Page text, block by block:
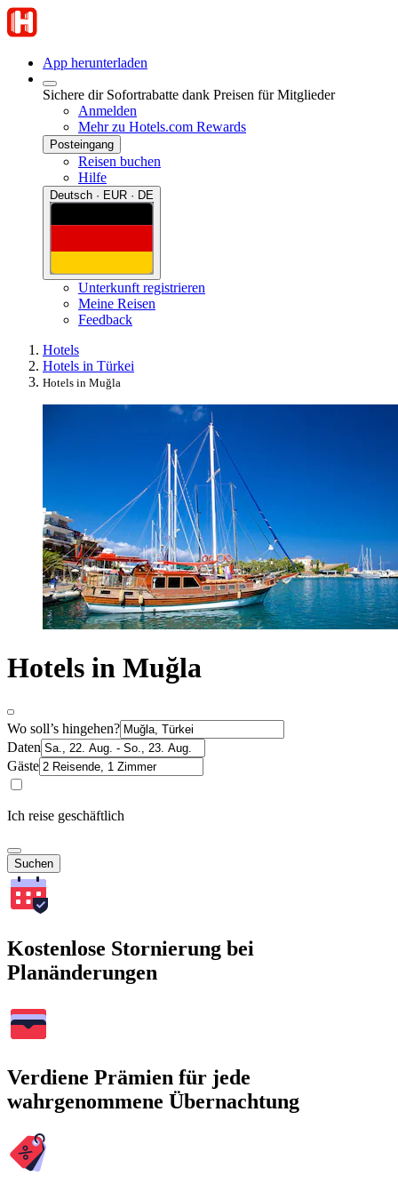
App herunterladen
Sichere dir Sofortrabatte dank Preisen für Mitglieder
Anmelden
Mehr zu Hotels.com Rewards
Posteingang
Reisen buchen
Hilfe
Deutsch · EUR · DE
Unterkunft registrieren
Meine Reisen
Feedback
Hotels
Hotels in Türkei
Hotels in Muğla
Hotels in Muğla
Wo soll’s hingehen?
Daten
Gäste
Ich reise geschäftlich
Suchen
Kostenlose Stornierung bei
Planänderungen
Verdiene Prämien für jede
wahrgenommene Übernachtung